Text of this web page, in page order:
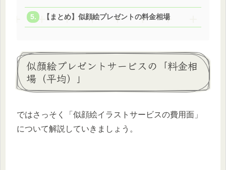
【まとめ】似顔絵プレゼントの料金相場
似顔絵プレゼントサービスの「料金相
場（平均）」
ではさっそく「似顔絵イラストサービスの費用面」
について解説していきましょう。